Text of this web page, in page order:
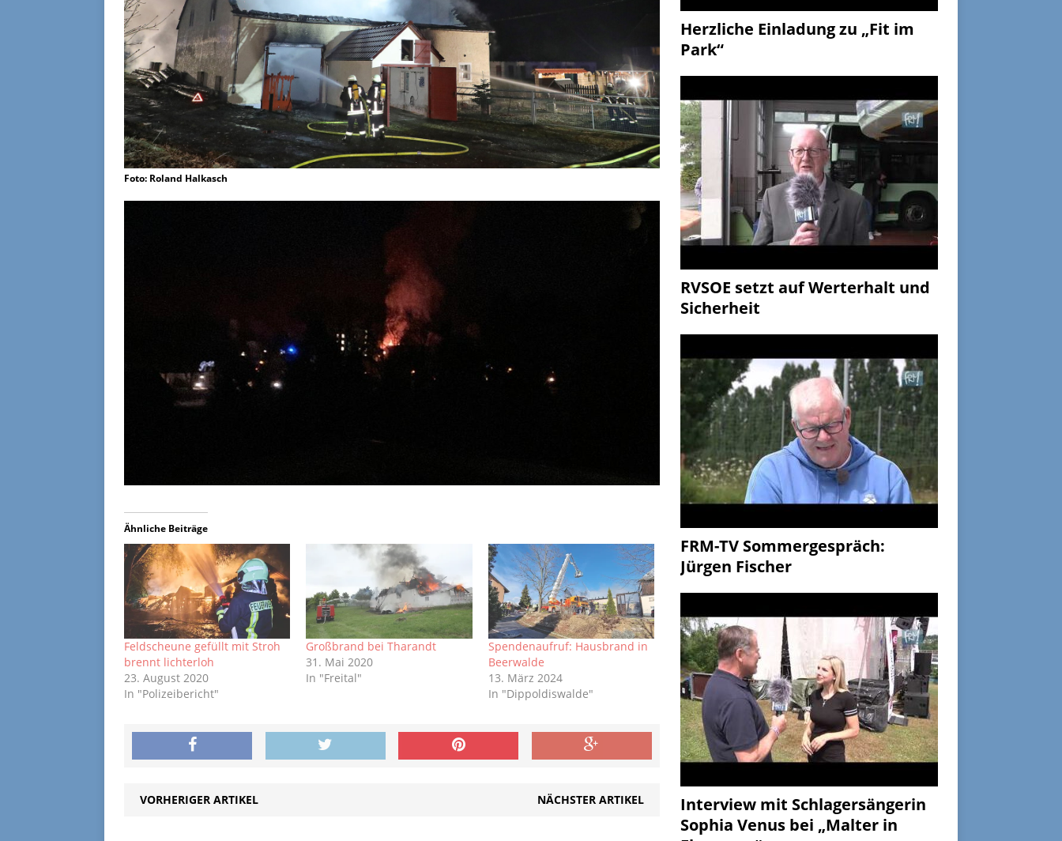
Foto: Roland Halkasch
Ähnliche Beiträge
Feldscheune gefüllt mit Stroh
brennt lichterloh
23. August 2020
In "Polizeibericht"
Großbrand bei Tharandt
31. Mai 2020
In "Freital"
Spendenaufruf: Hausbrand in
Beerwalde
13. März 2024
In "Dippoldiswalde"
VORHERIGER ARTIKEL NÄCHSTER ARTIKEL
Herzliche Einladung zu „Fit im
Park“
RVSOE setzt auf Werterhalt und
Sicherheit
FRM-TV Sommergespräch:
Jürgen Fischer
Interview mit Schlagersängerin
Sophia Venus bei „Malter in